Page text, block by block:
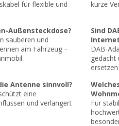
für flexible und
kurze
Außensteckdose?
sauberen und
am Fahrzeug –
Sind
DAB-
gedacht
Antenne sinnvoll?
eine
und verlängert
Für